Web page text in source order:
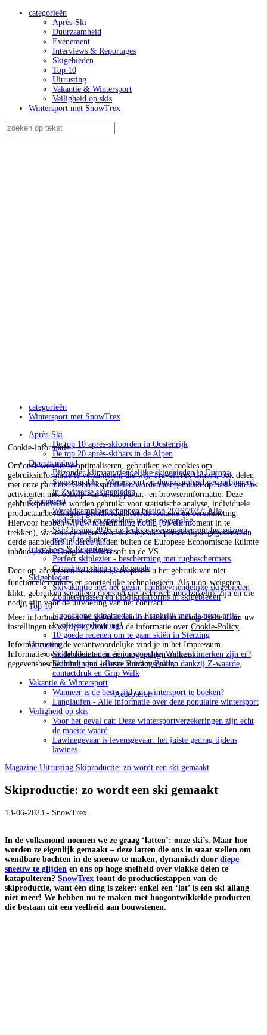
Cookie-informatie
Om onze website te optimaliseren, gebruiken we cookies om
gebruiksinformatie te verzamelen, die wij, TravelTrex GmbH, ook delen
met onze partners. Gebruiksprofielen worden aangemaakt op basis van uw
activiteiten met behulp van eindapparaat- en browserinformatie. Deze
gebruiksprofielen worden gebruikt voor statistische analyse, individuele
productaanbevelingen, geïndividualiseerde reclame en bereikmeting.
Hiervoor hebben wij uw toestemming nodig (op elk moment in te
trekken), wat ook de overdracht van bepaalde persoonlijke gegevens aan
derde aanbieders in derde landen buiten de Europese Economische Ruimte
inhoudt, zoals Google of Microsoft in de VS.
Door op accepterente klikken, accepteert u het gebruik van niet-
functionele cookies en soortgelijke technologieën. Als u op weigeren
klikt, gebruiken we alleen diensten die technisch noodzakelijk zijn en die
nodig zijn voor de uitvoering van het contract.
Meer informatie over het gebruik van cookies en de mogelijkheid om uw
instellingen te wijzigen, vindt u in de informatie overCookie-Policy.
Informatie over de verantwoordelijke vind je in hetImpressum.
Informatie over de doeleinden en jouw rechten omtrent
gegevensbescherming vind je onzePrivacy Policy.
Accepteren
categorieën
Après-Ski
Duurzaamheid
Evenement
Interviews & Reportages
Skigebieden
Top 10
Uitrusting
Vakantie & Wintersport
Veiligheid op skis
Wintersport met SnowTrex
categorieën
Wintersport met SnowTrex
Après-Ski
De top 10 après-skioorden in Oostenrijk
De top 20 après-skibars in de Alpen
Duurzaamheid
Bijzonder klimaatvriendelijke skigebieden in Europa
Swisstainable - Wintersport en duurzaamheid gecombineerd
in Zwitserse skigebieden
Evenement
Wereldkampioenschappen biatlon 2026/2027: Alle
wedstrijden en speeldata in een oogopslag
Ski Closing 2026: de leukste evenementen om het seizoen
mee af te sluiten
Interviews & Reportages
Perfect skiplezier - bescherming met rugbeschermers
Grasskiën: skiën op de weide
Skigebieden
Skivakantie met het gezin: familievriendelijke skigebieden
Zonneterrassen en uitkijkplatforms in skigebieden
Top 10
5 goedkope skigebieden in Frankrijk met de beste prijs-
kwaliteitverhouding!
10 goede redenen om te gaan skiën in Sterzing
Uitrusting
Skifabrikanten in één oogopslag: Welke skimerken zijn er?
Skibindingen - Beste houdingsgraden dankzij Z-waarde,
contactdruk en Grip Walk
Vakantie & Wintersport
Wanneer is de beste tijd om wintersport te boeken?
Langlaufen - Alle informatie over deze populaire wintersport
Veiligheid op skis
Voor het geval dat: Deze wintersportverzekeringen zijn echt
de moeite waard
Lawinegevaar is levensgevaar: het juiste gedrag tijdens
lawines
Magazine Uitrusting Skiproductie: zo wordt een ski gemaakt
Skiproductie: zo wordt een ski gemaakt
13-06-2023 - SnowTrex
In de volksmond noemen we ze graag ‘latten’: onze ski’s. Maar hoe
worden ze eigenlijk gemaakt – deze latten die ons in staat stellen om
wendbare bochten in de sneeuw te maken, dynamisch door diepe
sneeuw te glijden en ons op hoge snelheid over vlakke delen te
katapulteren? SnowTrex toont de productiestappen van de
skiproductie, want één ding is zeker: enkel een ‘lat’ is een ski allang
niet meer! We hebben nu te maken met hoogontwikkelde producten
die bestaan uit een veelheid aan bouwstenen.